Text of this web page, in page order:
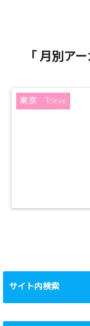
「 月別ア
東京 Tokyo
サイト内検索